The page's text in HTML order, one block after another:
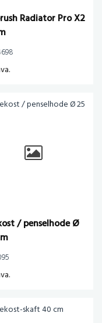
Radiator Pro X2
/ penselhode Ø